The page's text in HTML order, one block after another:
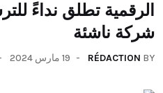
شركة ناشئة
BY
RÉDACTION 19 مارس 2024